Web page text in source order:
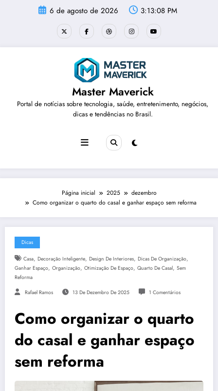
6 de agosto de 2026 3:13:09 PM
Master Maverick
Portal de notícias sobre tecnologia, saúde, entretenimento, negócios,
dicas e tendências no Brasil.
Página inicial 2025
dezembro
Como organizar o quarto do casal e ganhar espaço sem reforma
Dicas
Casa, Decoração Inteligente, Design De Interiores, Dicas De Organização,
Ganhar Espaço, Organização, Otimização De Espaço, Quarto De Casal, Sem
Reforma
Rafael Ramos 13 De Dezembro De 2025 1 Comentários
Como organizar o quarto
do casal e ganhar espaço
sem reforma